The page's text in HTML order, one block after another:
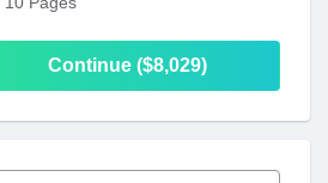
Continue ($8,029)